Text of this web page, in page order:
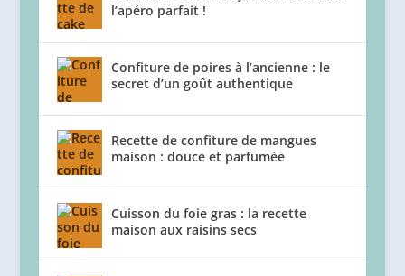
l’apéro parfait !
Confiture de poires à l’ancienne : le
secret d’un goût authentique
Recette de confiture de mangues
maison : douce et parfumée
Cuisson du foie gras : la recette
maison aux raisins secs